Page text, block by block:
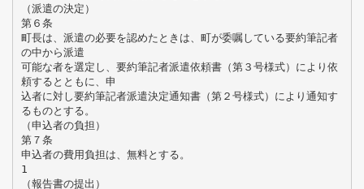
（派遣の決定）
第６条
町長は、派遣の必要を認めたときは、町が委嘱している要約筆記者
の中から派遣
可能な者を選定し、要約筆記者派遣依頼書（第３号様式）により依
頼するとともに、申
込者に対し要約筆記者派遣決定通知書（第２号様式）により通知す
るものとする。
（申込者の負担）
第７条
申込者の費用負担は、無料とする。
1
（報告書の提出）